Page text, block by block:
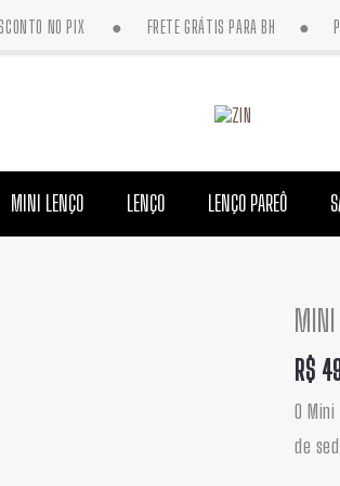
NO PIX ● FRETE GRÁTIS PARA BH ●
MINI LENÇO LENÇO LENÇO PAREÔ
R$
O
de
MINI
LENÇO
OCRE
|
SEDA